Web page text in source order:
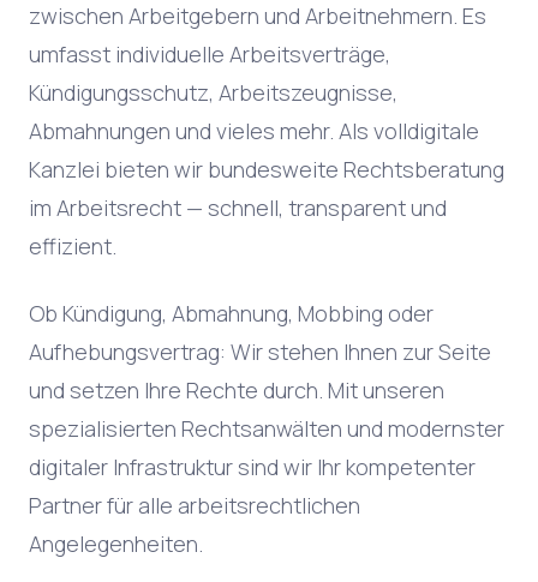
zwischen Arbeitgebern und Arbeitnehmern. Es
umfasst individuelle Arbeitsverträge,
Kündigungsschutz, Arbeitszeugnisse,
Abmahnungen und vieles mehr. Als volldigitale
Kanzlei bieten wir bundesweite Rechtsberatung
im Arbeitsrecht — schnell, transparent und
effizient.
Ob Kündigung, Abmahnung, Mobbing oder
Aufhebungsvertrag: Wir stehen Ihnen zur Seite
und setzen Ihre Rechte durch. Mit unseren
spezialisierten Rechtsanwälten und modernster
digitaler Infrastruktur sind wir Ihr kompetenter
Partner für alle arbeitsrechtlichen
Angelegenheiten.